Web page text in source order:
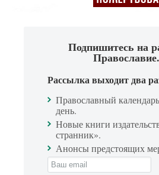
Подпишитесь на
Рассылка выходит два
Православный
день.
Новые книги
странник».
Анонсы предстоящих